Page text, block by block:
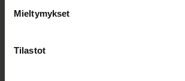
Mieltymykset
Tilastot